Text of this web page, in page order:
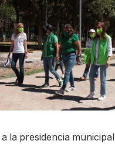
a la presidencia